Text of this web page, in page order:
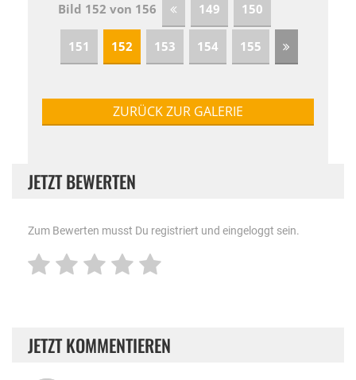
Bild 152 von 156 149 150
151 152 153 154 155
ZURÜCK ZUR GALERIE
JETZT BEWERTEN
Zum Bewerten musst Du registriert und eingeloggt sein.
JETZT KOMMENTIEREN